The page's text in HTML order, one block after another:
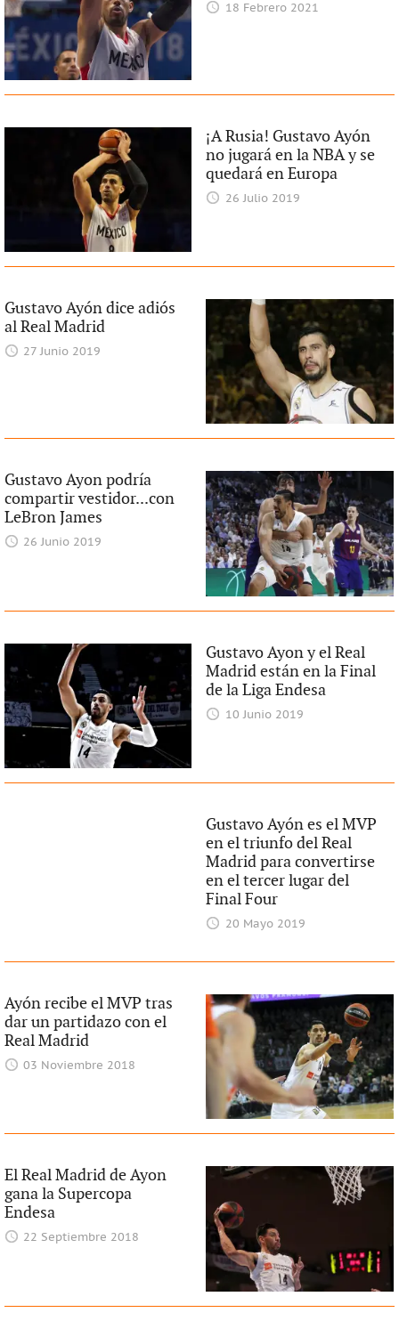
18 Febrero 2021
¡A Rusia! Gustavo Ayón
no jugará en la NBA y se
quedará en Europa
26 Julio 2019
Gustavo Ayón dice adiós
al Real Madrid
27 Junio 2019
Gustavo Ayon podría
compartir vestidor...con
LeBron James
26 Junio 2019
Gustavo Ayon y el Real
Madrid están en la Final
de la Liga Endesa
10 Junio 2019
Gustavo Ayón es el MVP
en el triunfo del Real
Madrid para convertirse
en el tercer lugar del
Final Four
20 Mayo 2019
Ayón recibe el MVP tras
dar un partidazo con el
Real Madrid
03 Noviembre 2018
El Real Madrid de Ayon
gana la Supercopa
Endesa
22 Septiembre 2018